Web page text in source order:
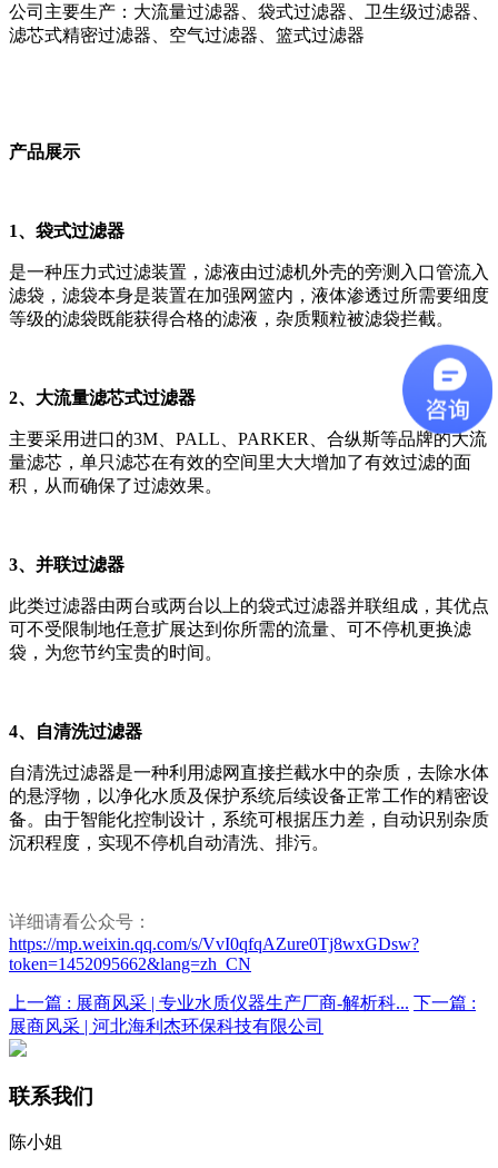
公司主要生产：大流量过滤器、袋式过滤器、卫生级过滤器、
滤芯式精密过滤器、空气过滤器、篮式过滤器
产品展示
1、袋式过滤器
是一种压力式过滤装置，滤液由过滤机外壳的旁测入口管流入
滤袋，滤袋本身是装置在加强网篮内，液体渗透过所需要细度
等级的滤袋既能获得合格的滤液，杂质颗粒被滤袋拦截。
2、 大流量滤芯式过滤器
主要采用进口的3M、PALL、PARKER、合纵斯等品牌的大流
量滤芯，单只滤芯在有效的空间里大大增加了有效过滤的面
积，从而确保了过滤效果。
3、并联过滤器
此类过滤器由两台或两台以上的袋式过滤器并联组成，其优点
可不受限制地任意扩展达到你所需的流量、可不停机更换滤
袋，为您节约宝贵的时间。
4、 自清洗过滤器
自清洗过滤器是一种利用滤网直接拦截水中的杂质，去除水体
的悬浮物，以净化水质及保护系统后续设备正常工作的精密设
备。由于智能化控制设计，系统可根据压力差，自动识别杂质
沉积程度，实现不停机自动清洗、排污。
详细请看公众号：
https://mp.weixin.qq.com/s/VvI0qfqAZure0Tj8wxGDsw?
token=1452095662&lang=zh_CN
上一篇 : 展商风采 | 专业水质仪器生产厂商-解析科... 下一篇 :
展商风采 | 河北海利杰环保科技有限公司
联系我们
陈小姐